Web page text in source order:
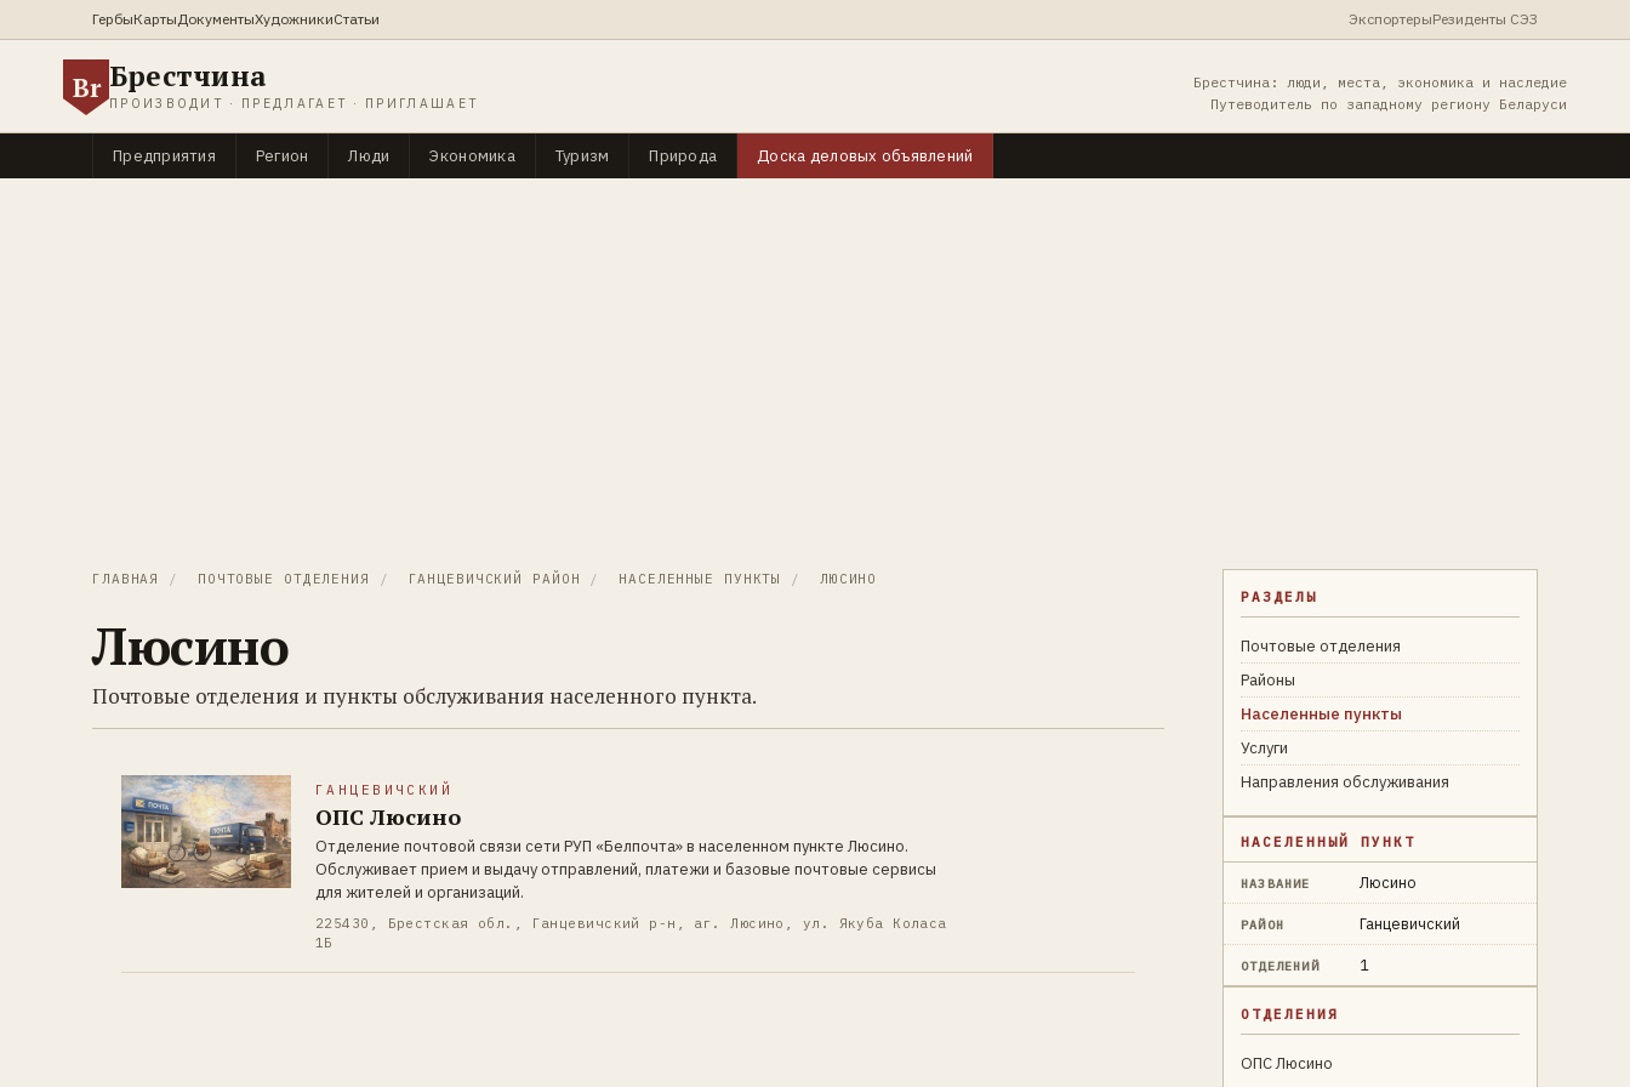
ГербыКартыДокументыХудожникиСтатьи ЭкспортерыРезиденты СЭЗ
Br Брестчина
ПРОИЗВОДИТ · ПРЕДЛАГАЕТ · ПРИГЛАШАЕТ
Брестчина: люди, места, экономика и наследие
Путеводитель по западному региону Беларуси
Предприятия Регион Люди Экономика Туризм Природа Доска деловых объявлений
ГЛАВНАЯ / ПОЧТОВЫЕ ОТДЕЛЕНИЯ / ГАНЦЕВИЧСКИЙ РАЙОН / НАСЕЛЕННЫЕ ПУНКТЫ / ЛЮСИНО
Люсино
Почтовые отделения и пункты обслуживания населенного пункта.
ГАНЦЕВИЧСКИЙ
ОПС Люсино
Отделение почтовой связи сети РУП «Белпочта» в населенном пункте Люсино.
Обслуживает прием и выдачу отправлений, платежи и базовые почтовые сервисы
для жителей и организаций.
225430, Брестская обл., Ганцевичский р-н, аг. Люсино, ул. Якуба Коласа
1Б
РАЗДЕЛЫ
Почтовые отделения
Районы
Населенные пункты
Услуги
Направления обслуживания
НАСЕЛЕННЫЙ ПУНКТ
НАЗВАНИЕ Люсино
РАЙОН Ганцевичский
ОТДЕЛЕНИЙ 1
ОТДЕЛЕНИЯ
ОПС Люсино